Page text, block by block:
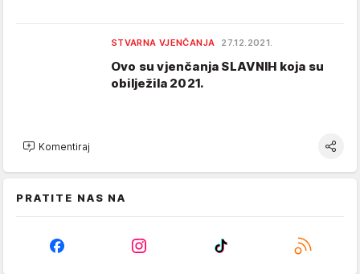
STVARNA VJENČANJA 27.12.2021.
Ovo su vjenčanja SLAVNIH koja su
obilježila 2021.
Komentiraj
PRATITE NAS NA